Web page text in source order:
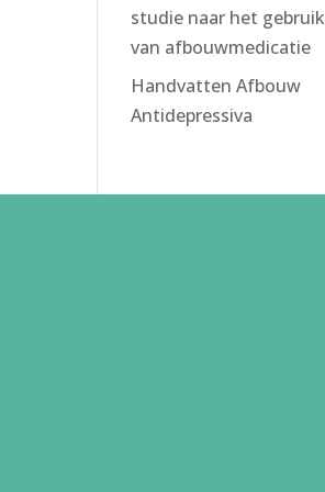
studie naar het gebruik
van afbouwmedicatie
Handvatten Afbouw
Antidepressiva